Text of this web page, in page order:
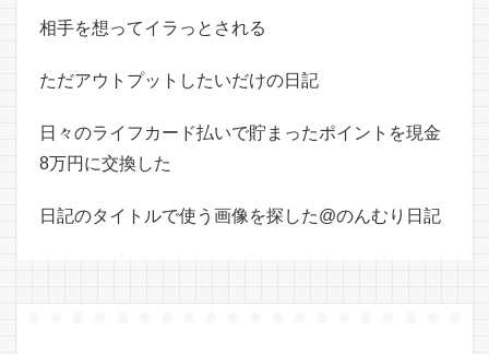
相手を想ってイラっとされる
ただアウトプットしたいだけの日記
日々のライフカード払いで貯まったポイントを現金
8万円に交換した
日記のタイトルで使う画像を探した@のんむり日記